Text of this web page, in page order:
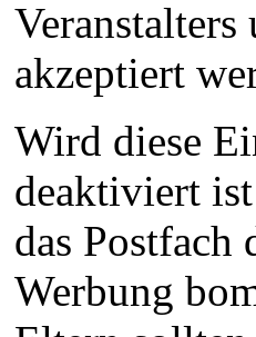
akzeptiert
Wird diese
deaktiviert ist
das Postfach
Werbung